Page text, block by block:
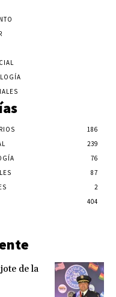
186
239
76
87
2
404
de la